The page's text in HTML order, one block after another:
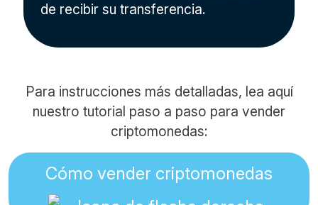
de recibir su transferencia.
Para instrucciones más detalladas, lea aquí
nuestro tutorial paso a paso para vender
criptomonedas:
Cómo vender criptomonedas